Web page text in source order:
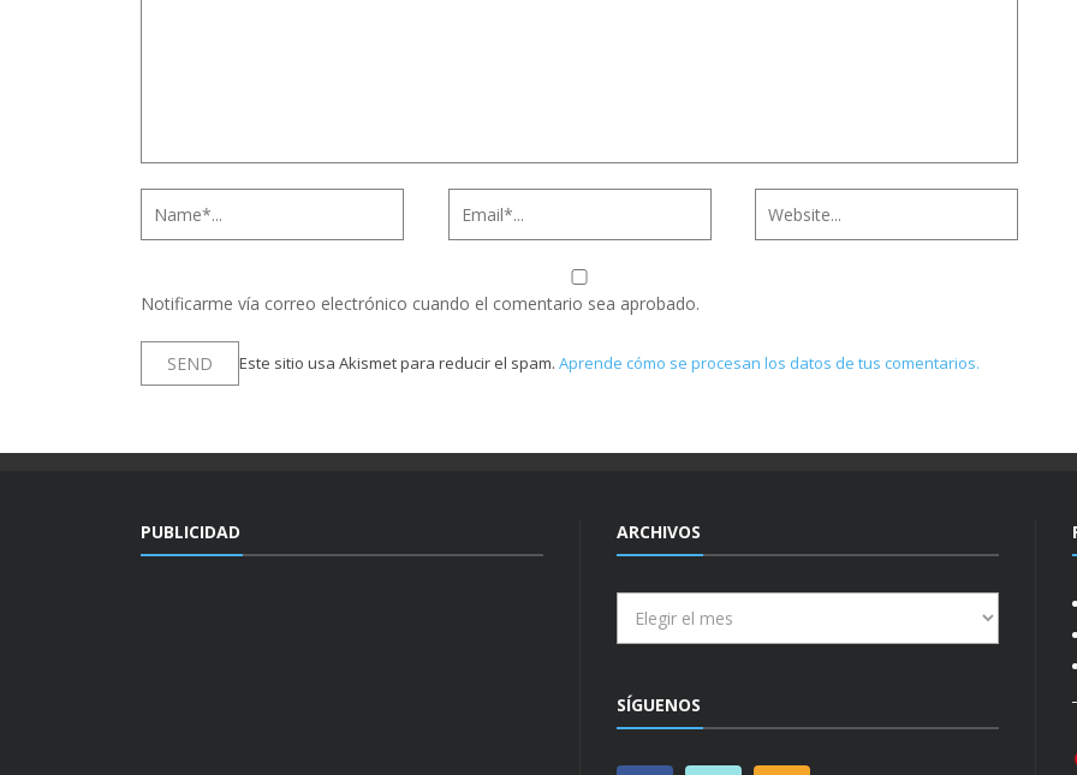
Notificarme vía correo electrónico cuando el comentario sea aprobado.
Este sitio usa Akismet para reducir el spam. Aprende cómo se procesan los datos de tus comentarios.
PUBLICIDAD ARCHIVOS
SÍGUENOS